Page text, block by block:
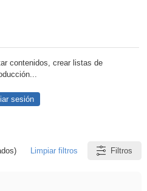
contenidos, crear listas de
sesión
Limpiar filtros Filtros